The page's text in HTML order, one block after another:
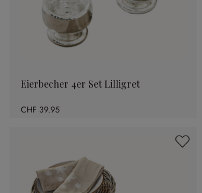
Eierbecher 4er Set Lilligret
CHF 39.95